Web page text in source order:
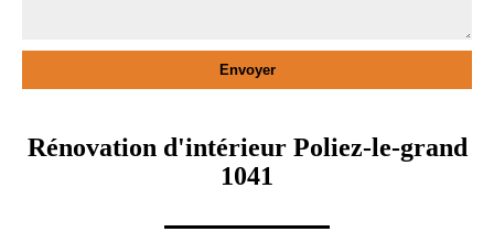
Rénovation d'intérieur Poliez-le-grand
1041